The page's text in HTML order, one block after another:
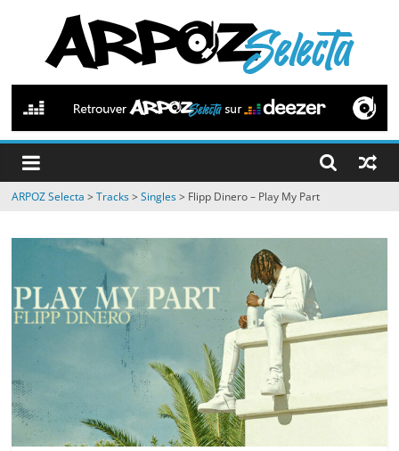
contenu
ARPOZ
Selecta
by
ARPOZ
BENNO
ARPOZ Selecta >Tracks>Singles> Flipp Dinero – Play My Part